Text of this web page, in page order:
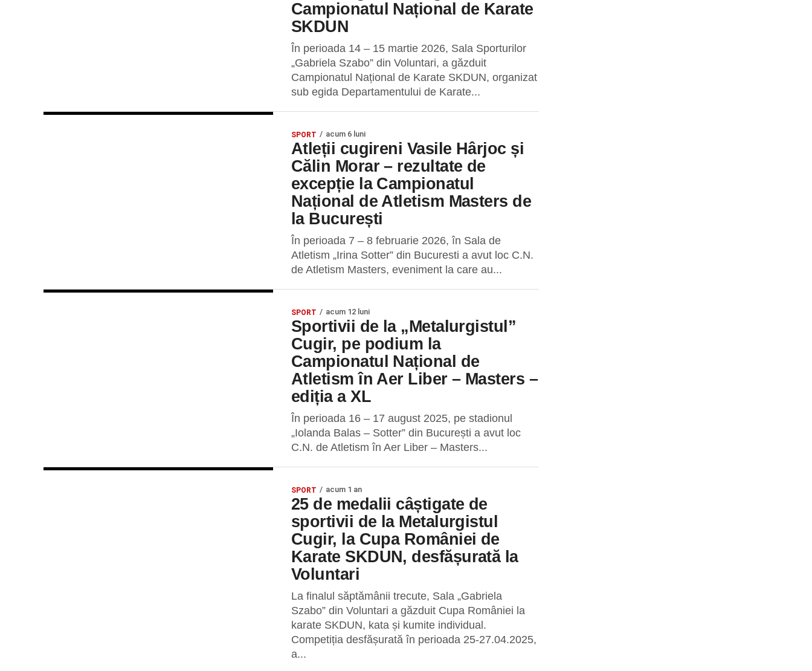
Campionatul Național de Karate
SKDUN
În perioada 14 – 15 martie 2026, Sala Sporturilor
„Gabriela Szabo” din Voluntari, a găzduit
Campionatul Național de Karate SKDUN, organizat
sub egida Departamentului de Karate...
SPORT acum 6 luni
Atleții cugireni Vasile Hârjoc și
Călin Morar – rezultate de
excepție la Campionatul
Național de Atletism Masters de
la București
În perioada 7 – 8 februarie 2026, în Sala de
Atletism „Irina Sotter” din Bucuresti a avut loc C.N.
de Atletism Masters, eveniment la care au...
SPORT acum 12 luni
Sportivii de la „Metalurgistul”
Cugir, pe podium la
Campionatul Național de
Atletism în Aer Liber – Masters –
ediția a XL
În perioada 16 – 17 august 2025, pe stadionul
„Iolanda Balas – Sotter” din București a avut loc
C.N. de Atletism în Aer Liber – Masters...
SPORT acum 1 an
25 de medalii câștigate de
sportivii de la Metalurgistul
Cugir, la Cupa României de
Karate SKDUN, desfășurată la
Voluntari
La finalul săptămânii trecute, Sala „Gabriela
Szabo” din Voluntari a găzduit Cupa României la
karate SKDUN, kata și kumite individual.
Competiția desfășurată în perioada 25-27.04.2025,
a...